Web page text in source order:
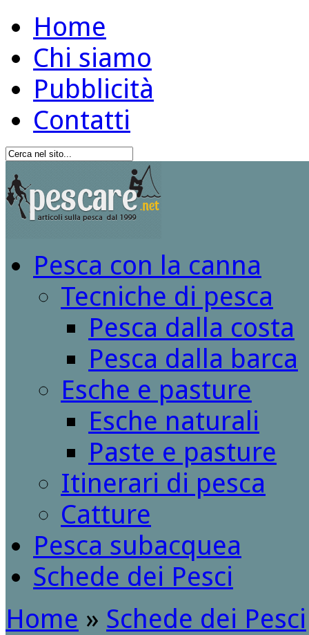
Home
Chi siamo
Pubblicità
Contatti
Pesca con la canna
Tecniche di pesca
Pesca dalla costa
Pesca dalla barca
Esche e pasture
Esche naturali
Paste e pasture
Itinerari di pesca
Catture
Pesca subacquea
Schede dei Pesci
Home » Schede dei Pesci